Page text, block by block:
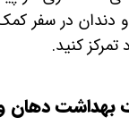
در سفر کمک
کنید.